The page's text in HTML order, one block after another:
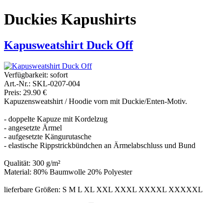
Duckies Kapushirts
Kapusweatshirt Duck Off
Verfügbarkeit: sofort
Art.-Nr.: SKL-0207-004
Preis: 29.90 €
Kapuzensweatshirt / Hoodie vorn mit Duckie/Enten-Motiv.
- doppelte Kapuze mit Kordelzug
- angesetzte Ärmel
- aufgesetzte Kängurutasche
- elastische Rippstrickbündchen an Ärmelabschluss und Bund
Qualität: 300 g/m²
Material: 80% Baumwolle 20% Polyester
lieferbare Größen: S M L XL XXL XXXL XXXXL XXXXXL